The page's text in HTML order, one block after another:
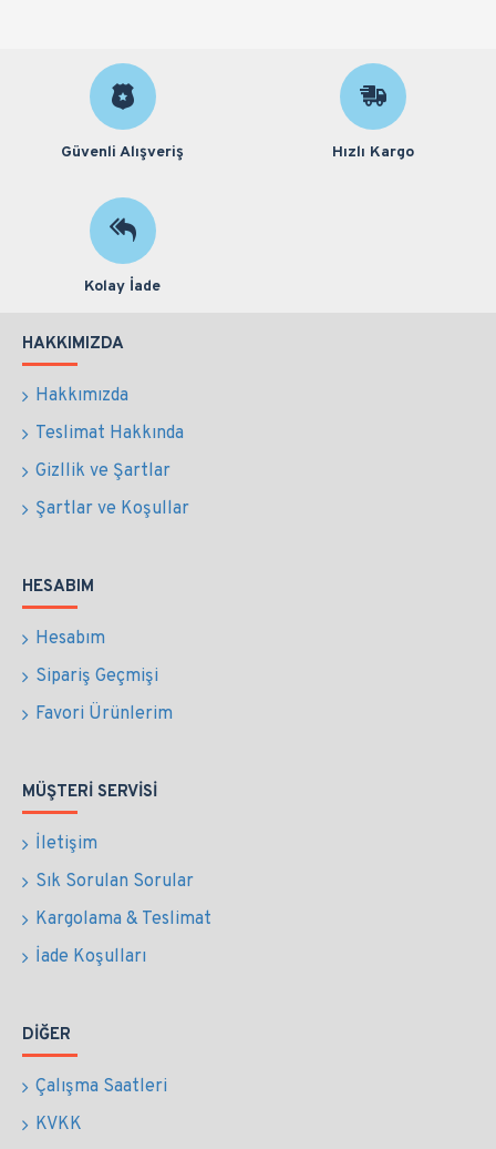
Güvenli Alışveriş Hızlı Kargo
Kolay İade
HAKKIMIZDA
Hakkımızda
Teslimat Hakkında
Gizllik ve Şartlar
Şartlar ve Koşullar
HESABIM
Hesabım
Sipariş Geçmişi
Favori Ürünlerim
MÜŞTERI SERVISI
İletişim
Sık Sorulan Sorular
Kargolama & Teslimat
İade Koşulları
DIĞER
Çalışma Saatleri
KVKK